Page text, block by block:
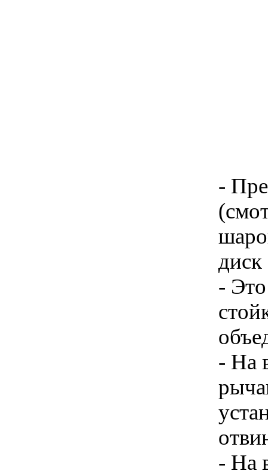
-
-
- На
- На